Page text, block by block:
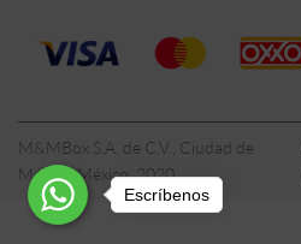
M&MBox S.A. de C.V., Ciudad de
México, México, 2020
Escríbenos